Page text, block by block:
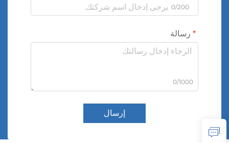
0/200
رسالة
0/1000
إرسال